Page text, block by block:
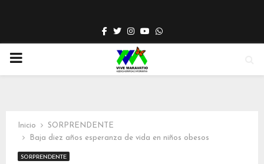
Facebook
TwitterInstagram
YoutubeWhatsapp
PRIMARY
Inicio
SORPRENDENTE
Baja diez años esperanza de vida en niños obesos
SORPRENDENTE